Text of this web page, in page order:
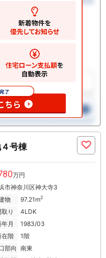
号棟
万円
市神奈川区神大寺3
物
97.21m2
り
4LDK
年月
1983/03
在階
1階
部向 南東